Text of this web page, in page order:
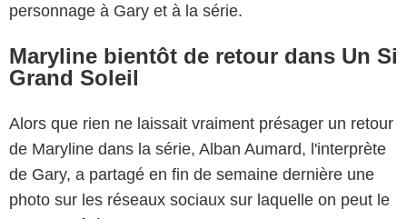
personnage à Gary et à la série.
Maryline bientôt de retour dans Un Si
Grand Soleil
Alors que rien ne laissait vraiment présager un retour
de Maryline dans la série, Alban Aumard, l'interprète
de Gary, a partagé en fin de semaine dernière une
photo sur les réseaux sociaux sur laquelle on peut le